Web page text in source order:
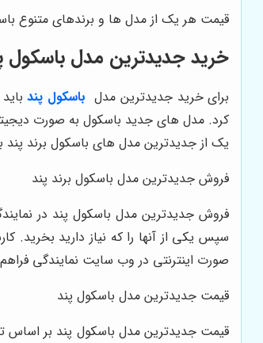
قیمت هر یک از مدل ها و برندهای متنوع
خرید جدیدترین مدل باسکول
برای خرید جدیدترین مدل باسکول پند
کرد. مدل های جدید باسکول به صورت
یک از جدیدترین مدل های باسکول برند پند
فروش جدیدترین مدل باسکول برند پند
فروش جدیدترین مدل باسکول پند در
سپس یکی از آنها را که نیاز دارید
صورت اینترنتی در وب سایت نمایندگی
قیمت جدیدترین مدل باسکول پند
قیمت جدیدترین مدل باسکول پند بر اساس